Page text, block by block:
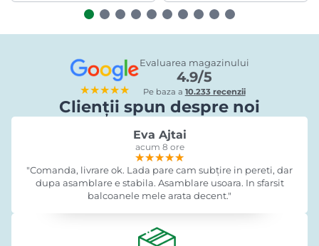
★★★★★
Evaluarea magazinului
4.9/5
Pe baza a 10.233 recenzii
Clienții spun despre noi
Eva Ajtai
acum 8 ore
★★★★★
★★★★★
★★★★★
"Comanda, livrare ok. Lada pare cam subțire in pereti, dar
dupa asamblare e stabila. Asamblare usoara. In sfarsit
balcoanele mele arata decent."